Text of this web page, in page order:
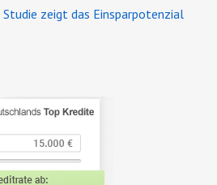
zeigt das Einsparpotenzial